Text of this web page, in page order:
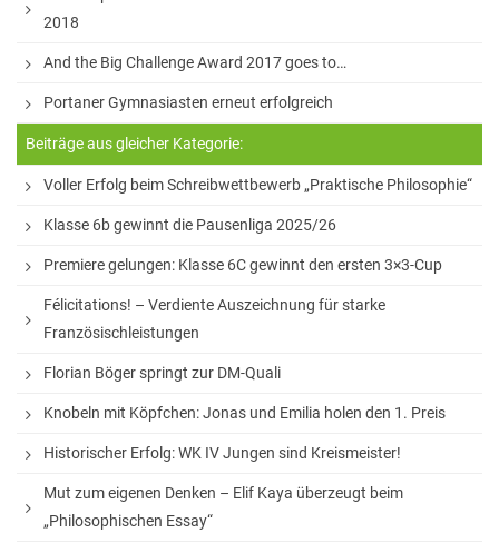
Über Mittag
Schülerbibliothek und Selbstlernzentrum
VHS Minden am GymPW
Die Mensa
Musikpraxis
Fahrten
Exkursionen
Fahrten innerhalb Deutschlands
Fahrten nach Polen
Fahrten nach Israel
2018
And the Big Challenge Award 2017 goes to…
Portaner Gymnasiasten erneut erfolgreich
Beiträge aus gleicher Kategorie:
Voller Erfolg beim Schreibwettbewerb „Praktische Philosophie“
Klasse 6b gewinnt die Pausenliga 2025/26
Premiere gelungen: Klasse 6C gewinnt den ersten 3×3-Cup
Félicitations! – Verdiente Auszeichnung für starke
Französischleistungen
Florian Böger springt zur DM-Quali
Knobeln mit Köpfchen: Jonas und Emilia holen den 1. Preis
Historischer Erfolg: WK IV Jungen sind Kreismeister!
Mut zum eigenen Denken – Elif Kaya überzeugt beim
„Philosophischen Essay“